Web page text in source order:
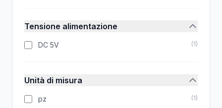
Tensione alimentazione
DC 5V (1)
Unità di misura
pz (1)